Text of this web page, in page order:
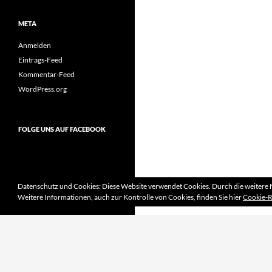
META
Anmelden
Eintrags-Feed
Kommentar-Feed
WordPress.org
FOLGE UNS AUF FACEBOOK
Datenschutz und Cookies: Diese Website verwendet Cookies. Durch die
Weitere Informationen, auch zur Kontrolle von Cookies, finden Sie hierCookie-